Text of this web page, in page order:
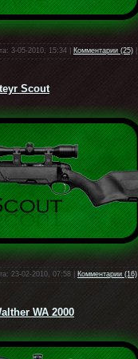
3-05-2010, 15:34 | Комментарии (25)
Scout
23-02-2010, 07:58 | Комментарии (16)
WA 2000